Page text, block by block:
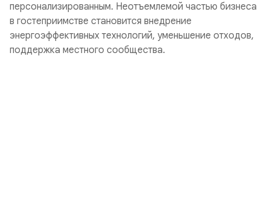
персонализированным. Неотъемлемой частью бизнеса
в гостеприимстве становится внедрение
энергоэффективных технологий, уменьшение отходов,
поддержка местного сообщества.